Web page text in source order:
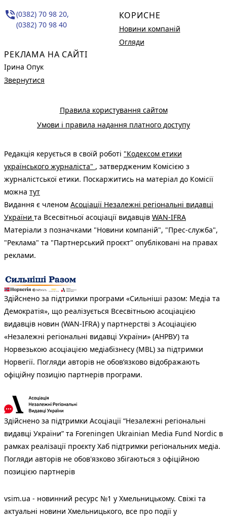
phone_in_talk(0382) 70 98 20,
(0382) 70 98 40
РЕКЛАМА НА САЙТІ
Ірина Опук
Звернутися
КОРИСНЕ
Новини компаній
Огляди
Правила користування сайтом
Умови і правила надання платного доступу
Редакція керується в своїй роботі "Кодексом етики
українського журналіста" , затвердженим Комісією з
журналістської етики. Поскаржитись на матеріал до Комісії
можна тут
Видання є членом Асоціації Незалежні регіональні видавці
України та Всесвітньої асоціації видавців WAN-IFRA
Матеріали з позначками "Новини компаній", "Прес-служба",
"Реклама" та "Партнерський проєкт" опубліковані на правах
реклами.
Здійснено за підтримки програми «Сильніші разом: Медіа та
Демократія», що реалізується Всесвітньою асоціацією
видавців новин (WAN-IFRA) у партнерстві з Асоціацією
«Незалежні регіональні видавці України» (АНРВУ) та
Норвезькою асоціацією медіабізнесу (MBL) за підтримки
Норвегії. Погляди авторів не обов’язково відображають
офіційну позицію партнерів програми.
Здійснено за підтримки Асоціації “Незалежні регіональні
видавці України” та Foreningen Ukrainian Media Fund Nordic в
рамках реалізації проєкту Хаб підтримки регіональних медіа.
Погляди авторів не обов'язково збігаються з офіційною
позицією партнерів
vsim.ua - новинний ресурс №1 у Хмельницькому. Свіжі та
актуальні новини Хмельницького, все про події у